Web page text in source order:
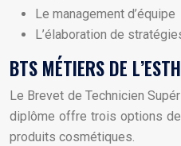
Le management d’équipe
L’élaboration de
BTS MÉTIERS DE
Le Brevet de Technicien
diplôme offre trois options
produits cosmétiques.